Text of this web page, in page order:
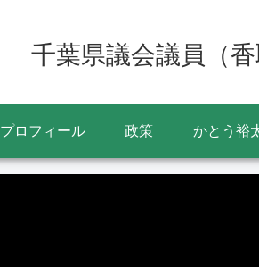
千葉県議会議員（
プロフィール 政策 かとう裕